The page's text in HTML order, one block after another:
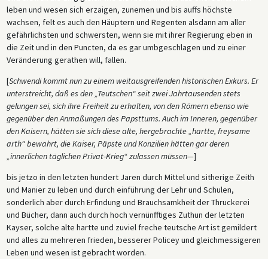
leben und wesen sich erzaigen, zunemen und bis auffs höchste
wachsen, felt es auch den Häuptern und Regenten alsdann am aller
gefährlichsten und schwersten, wenn sie mit ihrer Regierung eben in
die Zeit und in den Puncten, da es gar umbgeschlagen und zu einer
Veränderung gerathen will, fallen.
[Schwendi kommt nun zu einem weitausgreifenden historischen Exkurs. Er
unterstreicht, daß es den „Teutschen“ seit zwei Jahrtausenden stets
gelungen sei, sich ihre Freiheit zu erhalten, von den Römern ebenso wie
gegenüber den Anmaßungen des Papsttums. Auch im Inneren, gegenüber
den Kaisern, hätten sie sich diese alte, hergebrachte „hartte, freysame
arth“ bewahrt, die Kaiser, Päpste und Konzilien hätten gar deren
„innerlichen täglichen Privat-Krieg“ zulassen müssen—]
bis jetzo in den letzten hundert Jaren durch Mittel und sitherige Zeith
und Manier zu leben und durch einführung der Lehr und Schulen,
sonderlich aber durch Erfindung und Brauchsamkheit der Thruckerei
und Bücher, dann auch durch hoch vernünfftiges Zuthun der letzten
Kayser, solche alte hartte und zuviel freche teutsche Art ist gemildert
und alles zu mehreren frieden, besserer Policey und gleichmessigeren
Leben und wesen ist gebracht worden.